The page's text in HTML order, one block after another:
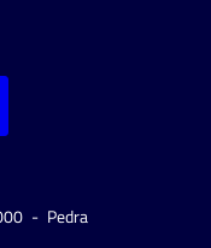
- Pedra